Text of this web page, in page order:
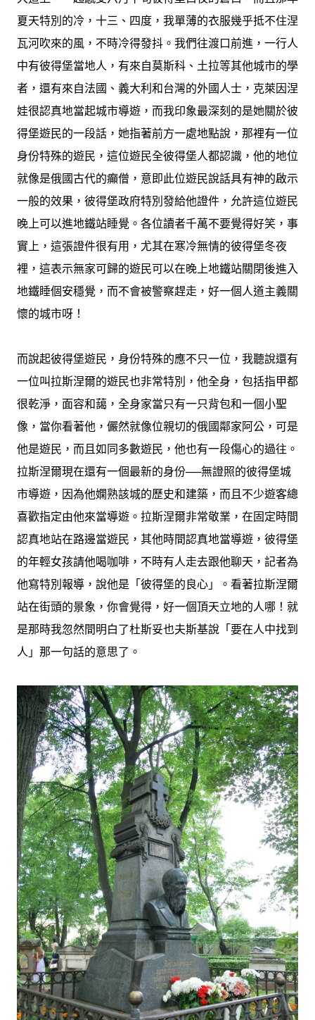
夏天特別的冷，十三、四度，我單薄的衣服幾乎抵不住涅
瓦河吹來的風，不時冷得發抖。我們往渡口前進，一行人
中有彼得堡當地人，有來自莫斯科、土拉等其他城市的學
者，還有來自法國、義大利和台灣的外國人士，克萊因涅
娃很認真地當起城市導遊，而我印象最深刻的是她關於彼
得堡遊民的一段話，她指著前方一處地點說，那裡有一位
身份特殊的遊民，這位遊民全彼得堡人都認識，他的地位
就像是俄國古代的癲僧，意即此位遊民說話具有神的啟示
一般的效果，彼得堡政府特別發給他證件，允許這位遊民
晚上可以進地鐵站睡覺。各位讀者千萬不要覺得好笑，事
實上，這張證件很有用，尤其在寒冷無情的彼得堡冬夜
裡，這表示無家可歸的遊民可以在晚上地鐵站關閉後進入
地鐵睡個安穩覺，而不會被警察趕走，好一個人道主義關
懷的城市呀！
而說起彼得堡遊民，身份特殊的應不只一位，我聽說還有
一位叫拉斯涅爾的遊民也非常特別，他全身，包括指甲都
很乾淨，面容和藹，全身家當只有一只背包和一個小聖
像，當你看著他，儼然就像位親切的俄國鄰家阿公，可是
他是遊民，而且如同多數遊民，他也有一段傷心的過往。
拉斯涅爾現在還有一個最新的身份──無證照的彼得堡城
市導遊，因為他嫻熟該城的歷史和建築，而且不少遊客總
喜歡指定由他來當導遊。拉斯涅爾非常敬業，在固定時間
認真地站在路邊當遊民，其他時間認真地當導遊，彼得堡
的年輕女孩請他喝咖啡，不時有人走去跟他聊天，記者為
他寫特別報導，說他是「彼得堡的良心」。看著拉斯涅爾
站在街頭的景象，你會覺得，好一個頂天立地的人哪！就
是那時我忽然間明白了杜斯妥也夫斯基說「要在人中找到
人」那一句話的意思了。